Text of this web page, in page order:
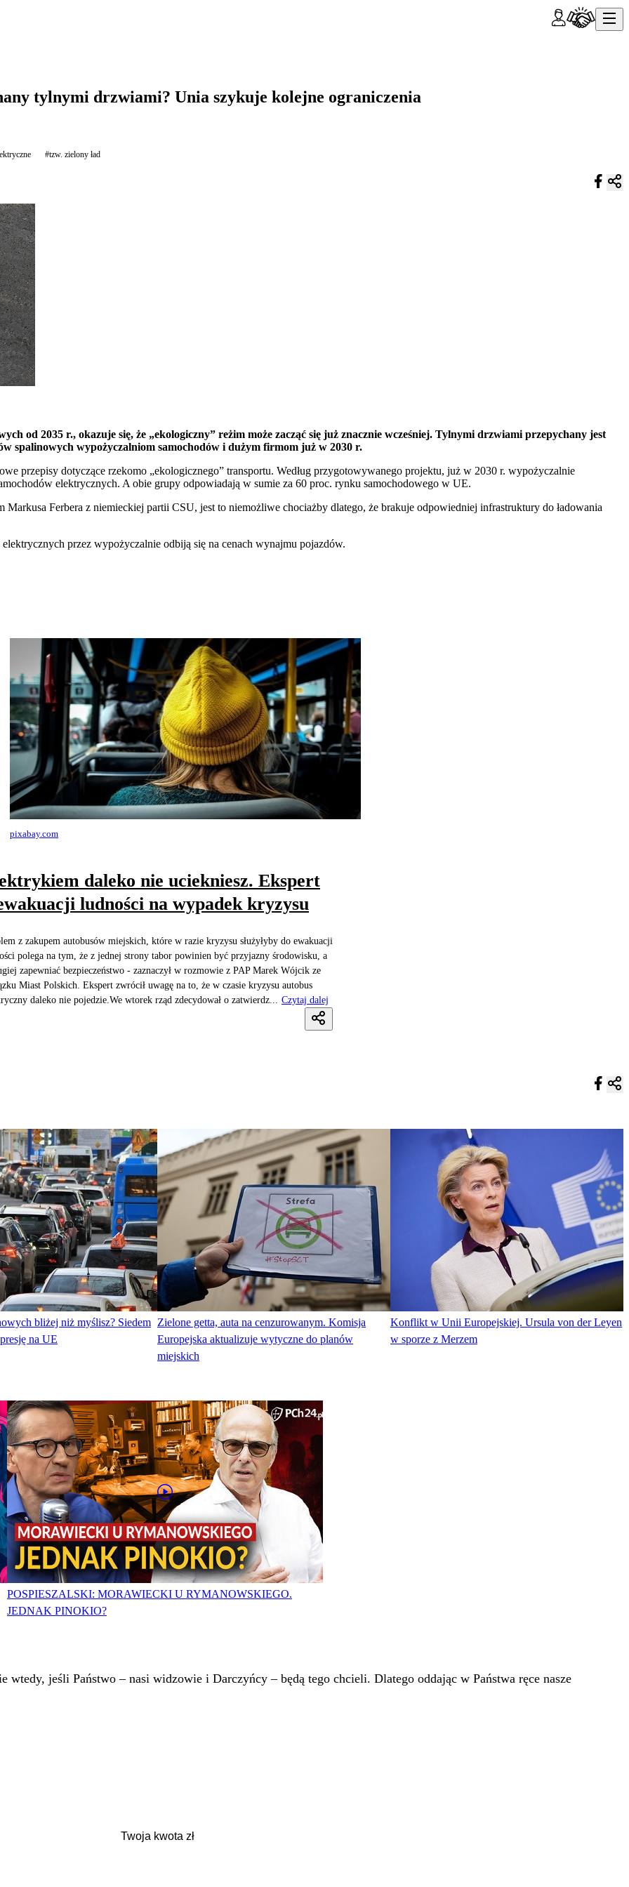
tylnymi drzwiami? Unia szykuje kolejne ograniczenia
#tzw. zielony ład
od 2035 r., okazuje się, że „ekologiczny” reżim może zacząć się już znacznie wcześniej. Tylnymi drzwiami przepychany jest
spalinowych wypożyczalniom samochodów i dużym firmom już w 2030 r.
przepisy dotyczące rzekomo „ekologicznego” transportu. Według przygotowywanego projektu, już w 2030 r. wypożyczalnie
elektrycznych. A obie grupy odpowiadają w sumie za 60 proc. rynku samochodowego w UE.
Ferbera z niemieckiej partii CSU, jest to niemożliwe chociażby dlatego, że brakuje odpowiedniej infrastruktury do ładowania
przez wypożyczalnie odbiją się na cenach wynajmu pojazdów.
pixabay.com
daleko nie uciekniesz. Ekspert
ludności na wypadek kryzysu
z zakupem autobusów miejskich, które w razie kryzysu służyłyby do ewakuacji
polega na tym, że z jednej strony tabor powinien być przyjazny środowisku, a
zapewniać bezpieczeństwo - zaznaczył w rozmowie z PAP Marek Wójcik ze
Miast Polskich. Ekspert zwrócił uwagę na to, że w czasie kryzysu autobus
daleko nie pojedzie.We wtorek rząd zdecydował o zatwierdz...
Czytaj dalej
bliżej niż myślisz? Siedem
na UE
Zielone getta, auta na cenzurowanym. Komisja
Europejska aktualizuje wytyczne do planów
miejskich
Konflikt w Unii Europejskiej. Ursula von der Leyen
w sporze z Merzem
POSPIESZALSKI: MORAWIECKI U RYMANOWSKIEGO.
JEDNAK PINOKIO?
wtedy, jeśli Państwo – nasi widzowie i Darczyńcy – będą tego chcieli. Dlatego oddając w Państwa ręce nasze